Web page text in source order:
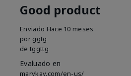
Good product
Enviado Hace 10 meses
por ggtg
de tggttg
Evaluado en
marykay.com/en-us/